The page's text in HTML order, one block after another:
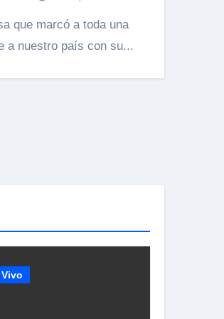
a nuestro país con su...
Vivo